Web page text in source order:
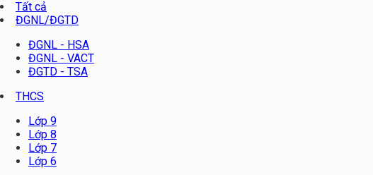
Tất cả
ĐGNL/ĐGTD
ĐGNL - HSA
ĐGNL - VACT
ĐGTD - TSA
THCS
Lớp 9
Lớp 8
Lớp 7
Lớp 6